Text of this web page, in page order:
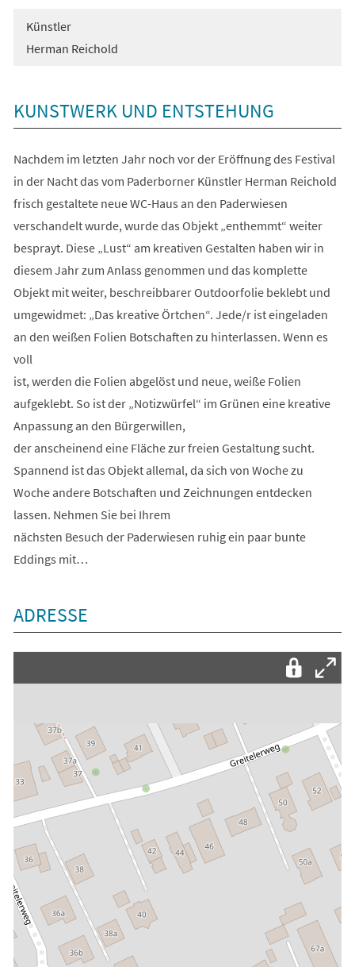
Künstler
Herman Reichold
KUNSTWERK UND ENTSTEHUNG
Nachdem im letzten Jahr noch vor der Eröffnung des Festival
in der Nacht das vom Paderborner Künstler Herman Reichold
frisch gestaltete neue WC-Haus an den Paderwiesen
verschandelt wurde, wurde das Objekt „enthemmt“ weiter
besprayt. Diese „Lust“ am kreativen Gestalten haben wir in
diesem Jahr zum Anlass genommen und das komplette
Objekt mit weiter, beschreibbarer Outdoorfolie beklebt und
umgewidmet: „Das kreative Örtchen“. Jede/r ist eingeladen
an den weißen Folien Botschaften zu hinterlassen. Wenn es
voll
ist, werden die Folien abgelöst und neue, weiße Folien
aufgeklebt. So ist der „Notizwürfel“ im Grünen eine kreative
Anpassung an den Bürgerwillen,
der anscheinend eine Fläche zur freien Gestaltung sucht.
Spannend ist das Objekt allemal, da sich von Woche zu
Woche andere Botschaften und Zeichnungen entdecken
lassen. Nehmen Sie bei Ihrem
nächsten Besuch der Paderwiesen ruhig ein paar bunte
Eddings mit…
ADRESSE